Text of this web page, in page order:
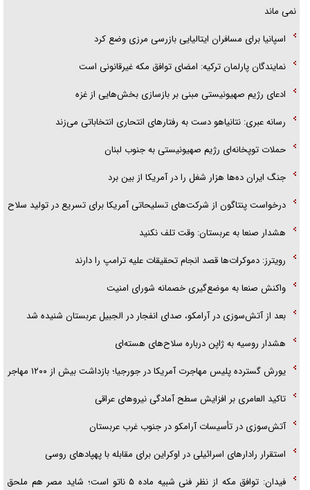
آیا مقاومت فلسطین خلع‌سلاح می‌شود؟
نمی‌ ماند
اسپانیا برای مسافران ایتالیایی بازرسی مرزی وضع کرد
نمایندگان پارلمان ترکیه: امضای توافق مکه غیرقانونی است
ادعای رژیم صهیونیستی مبنی بر بازسازی بخش‌هایی از غزه
رسانه عبری: نتانیاهو دست به رفتارهای انتحاری انتخاباتی می‌زند
حملات توپخانه‌ای رژیم صهیونیستی به جنوب لبنان
جنگ ایران ده‌ها هزار شغل را در آمریکا از بین برد
درخواست پنتاگون از شرکت‌های تسلیحاتی آمریکا برای تسریع در تولید سلاح
هشدار صنعا به عربستان: وقت تلف نکنید
رویترز: دموکرات‌ها قصد انجام تحقیقات علیه ترامپ را دارند
واکنش صنعا به موضع‌گیری خصمانه شورای امنیت
بعد از آتش‌سوزی در آرامکو، صدای انفجار در الجبیل عربستان شنیده شد
هشدار روسیه به ژاپن درباره سلاح‌های هسته‌ای
یورش گسترده پلیس مهاجرت آمریکا در جورجیا؛ بازداشت بیش از ۱۲۰۰ مهاجر
تاکید العامری بر افزایش سطح آمادگی نیروهای عراقی
آتش‌سوزی در تأسیسات آرامکو در جنوب غرب عربستان
استقرار رادارهای اسرائیلی در اوکراین برای مقابله با پهپادهای روسی
فیدان: توافق مکه از نظر فنی شبیه ماده ۵ ناتو است؛ شاید مصر هم ملحق